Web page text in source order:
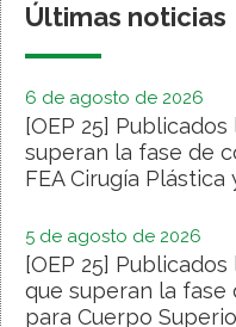
Últimas noticias
6 de agosto de 2026
[OEP 25]
superan la fase de
FEA Cirugía Plástica
5 de agosto de 2026
[OEP 25]
que superan la
para Cuerpo